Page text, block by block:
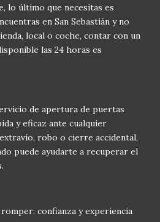
lo último que necesitas es
en San Sebastián y no
local o coche, contar con un
las 24 horas es
de apertura de puertas
y eficaz ante cualquier
robo o cierre accidental,
puede ayudarte a recuperar el
confianza y experiencia